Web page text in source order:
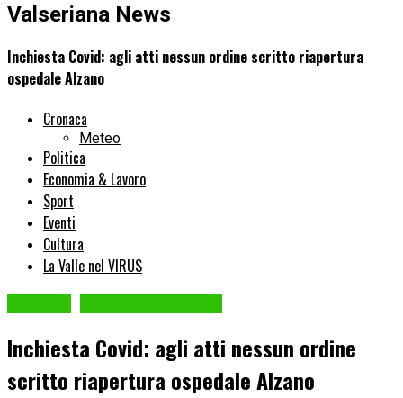
Valseriana News
Inchiesta Covid: agli atti nessun ordine scritto riapertura
ospedale Alzano
Cronaca
Meteo
Politica
Economia & Lavoro
Sport
Eventi
Cultura
La Valle nel VIRUS
Inchiesta Covid: agli atti nessun ordine
scritto riapertura ospedale Alzano